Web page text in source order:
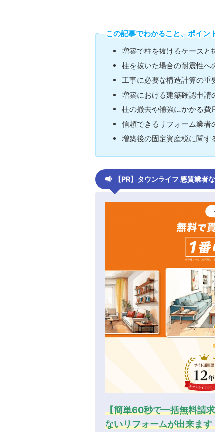
この記事でわかること、ポイン
増築で柱を抜けるケースと
柱を抜いた場合の耐震性へ
工事に必要な構造計算の重
増築における建築確認申請
柱の撤去や補強にかかる費
信頼できるリフォーム業者
増築後の固定資産税に関す
【PR】タウンライフ 悪質業
【簡単60秒で一括無料請
ないリフォームが出来ます